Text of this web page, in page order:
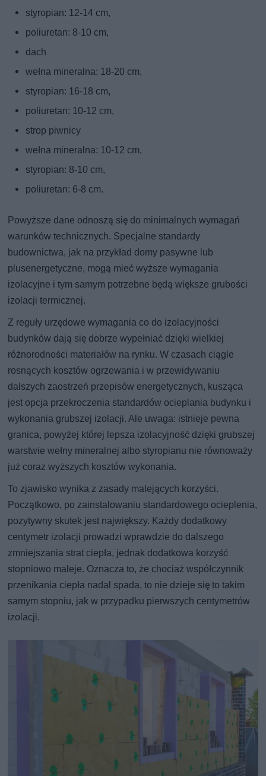
styropian: 12-14 cm,
poliuretan: 8-10 cm,
dach
wełna mineralna: 18-20 cm,
styropian: 16-18 cm,
poliuretan: 10-12 cm,
strop piwnicy
wełna mineralna: 10-12 cm,
styropian: 8-10 cm,
poliuretan: 6-8 cm.
Powyższe dane odnoszą się do minimalnych wymagań
warunków technicznych. Specjalne standardy
budownictwa, jak na przykład domy pasywne lub
plusenergetyczne, mogą mieć wyższe wymagania
izolacyjne i tym samym potrzebne będą większe grubości
izolacji termicznej.
Z reguły urzędowe wymagania co do izolacyjności
budynków dają się dobrze wypełniać dzięki wielkiej
różnorodności materiałów na rynku. W czasach ciągle
rosnących kosztów ogrzewania i w przewidywaniu
dalszych zaostrzeń przepisów energetycznych, kusząca
jest opcja przekroczenia standardów ocieplania budynku i
wykonania grubszej izolacji. Ale uwaga: istnieje pewna
granica, powyżej której lepsza izolacyjność dzięki grubszej
warstwie wełny mineralnej albo styropianu nie równoważy
już coraz wyższych kosztów wykonania.
To zjawisko wynika z zasady malejących korzyści.
Początkowo, po zainstalowaniu standardowego ocieplenia,
pozytywny skutek jest największy. Każdy dodatkowy
centymetr izolacji prowadzi wprawdzie do dalszego
zmniejszania strat ciepła, jednak dodatkowa korzyść
stopniowo maleje. Oznacza to, że chociaż współczynnik
przenikania ciepła nadal spada, to nie dzieje się to takim
samym stopniu, jak w przypadku pierwszych centymetrów
izolacji.